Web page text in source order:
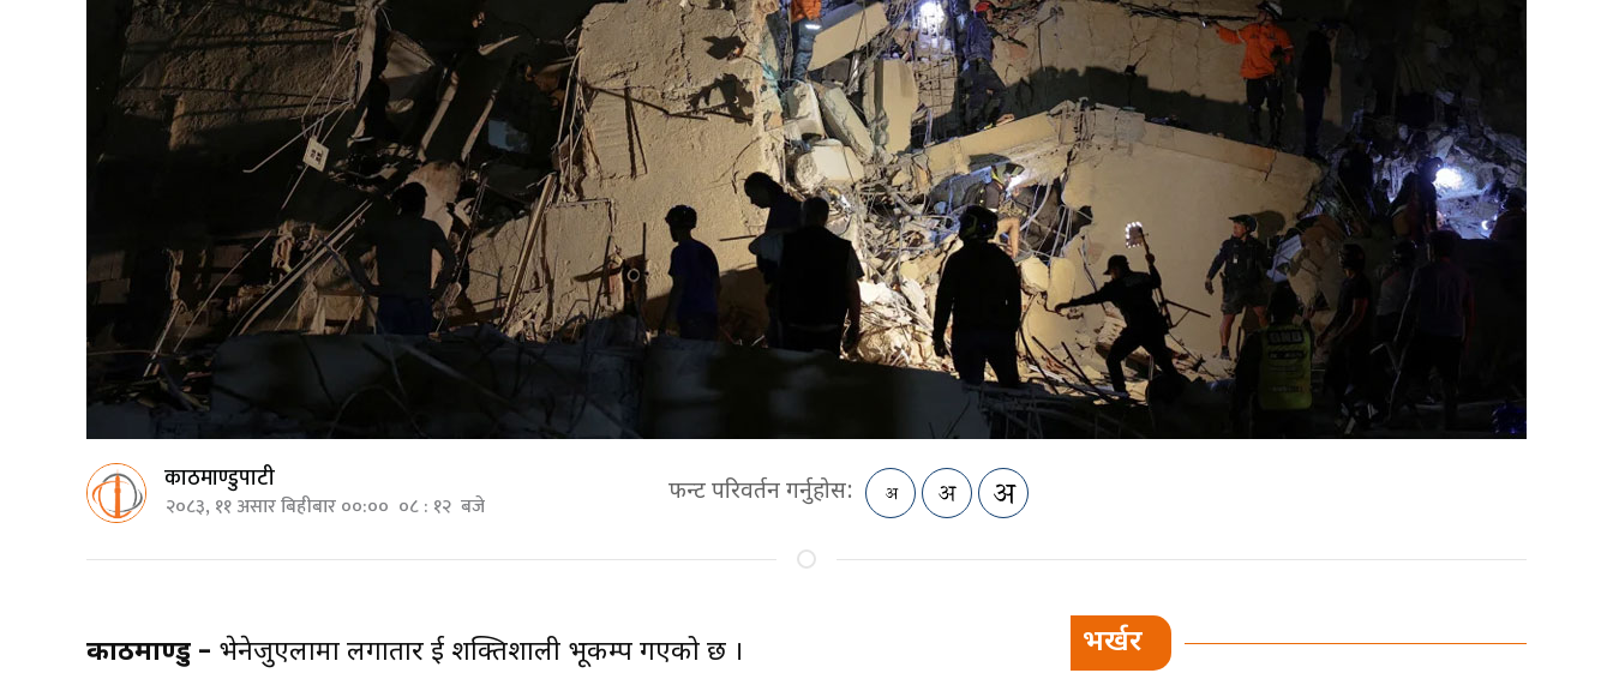
काठमाण्डुपाटी
२०८३, ११ असार बिहीबार ००:०० ०८ : १२ बजे फन्ट परिवर्तन गर्नुहोस:
काठमाण्डु – भेनेजुएलामा लगातार दुई शक्तिशाली भूकम्प गएको छ ।
भर्खर